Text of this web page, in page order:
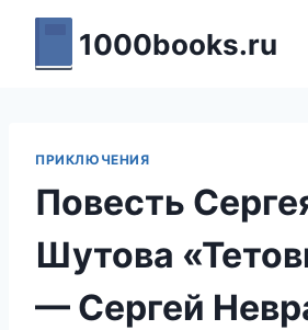
Перейти
содержимому
1000books.ru
ПРИКЛЮЧЕНИЯ
Повесть
Шутова
— Сергей